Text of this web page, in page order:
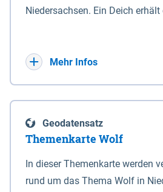
Niedersachsen. Ein Deich
Deichbehörde durch
enthalten. Sperrwerke Sperrwerke sind Bauwerke
mit Sperrvorrichtungen in
Schutz eines Gebietes vor
vor Sturmfluten, zu dienen
Mehr Infos
Geodatensatz
Themenkarte Wolf
In dieser Themenkarte werden
rund um das Thema Wolf in